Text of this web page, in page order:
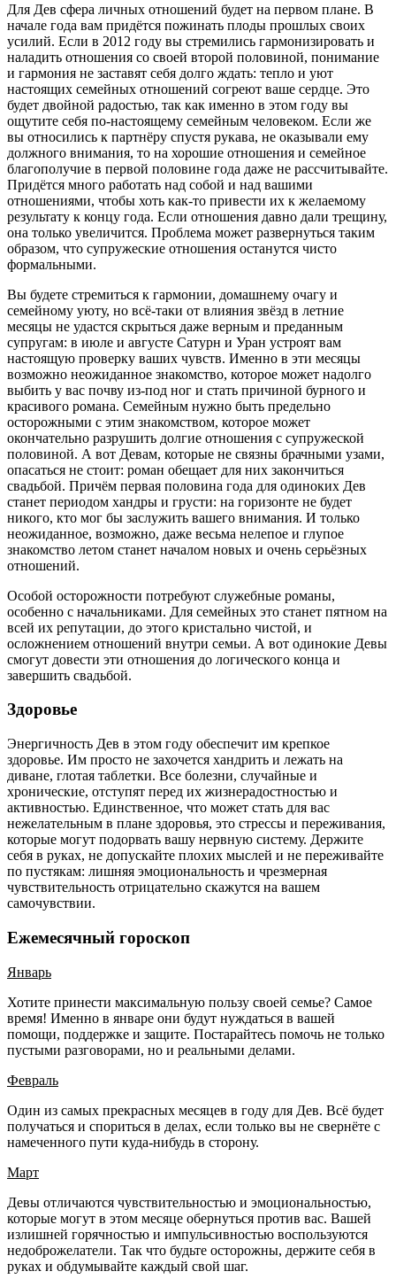
Для Дев сфера личных отношений будет на первом плане. В
начале года вам придётся пожинать плоды прошлых своих
усилий. Если в 2012 году вы стремились гармонизировать и
наладить отношения со своей второй половиной, понимание
и гармония не заставят себя долго ждать: тепло и уют
настоящих семейных отношений согреют ваше сердце. Это
будет двойной радостью, так как именно в этом году вы
ощутите себя по-настоящему семейным человеком. Если же
вы относились к партнёру спустя рукава, не оказывали ему
должного внимания, то на хорошие отношения и семейное
благополучие в первой половине года даже не рассчитывайте.
Придётся много работать над собой и над вашими
отношениями, чтобы хоть как-то привести их к желаемому
результату к концу года. Если отношения давно дали трещину,
она только увеличится. Проблема может развернуться таким
образом, что супружеские отношения останутся чисто
формальными.
Вы будете стремиться к гармонии, домашнему очагу и
семейному уюту, но всё-таки от влияния звёзд в летние
месяцы не удастся скрыться даже верным и преданным
супругам: в июле и августе Сатурн и Уран устроят вам
настоящую проверку ваших чувств. Именно в эти месяцы
возможно неожиданное знакомство, которое может надолго
выбить у вас почву из-под ног и стать причиной бурного и
красивого романа. Семейным нужно быть предельно
осторожными с этим знакомством, которое может
окончательно разрушить долгие отношения с супружеской
половиной. А вот Девам, которые не связны брачными узами,
опасаться не стоит: роман обещает для них закончиться
свадьбой. Причём первая половина года для одиноких Дев
станет периодом хандры и грусти: на горизонте не будет
никого, кто мог бы заслужить вашего внимания. И только
неожиданное, возможно, даже весьма нелепое и глупое
знакомство летом станет началом новых и очень серьёзных
отношений.
Особой осторожности потребуют служебные романы,
особенно с начальниками. Для семейных это станет пятном на
всей их репутации, до этого кристально чистой, и
осложнением отношений внутри семьи. А вот одинокие Девы
смогут довести эти отношения до логического конца и
завершить свадьбой.
Здоровье
Энергичность Дев в этом году обеспечит им крепкое
здоровье. Им просто не захочется хандрить и лежать на
диване, глотая таблетки. Все болезни, случайные и
хронические, отступят перед их жизнерадостностью и
активностью. Единственное, что может стать для вас
нежелательным в плане здоровья, это стрессы и переживания,
которые могут подорвать вашу нервную систему. Держите
себя в руках, не допускайте плохих мыслей и не переживайте
по пустякам: лишняя эмоциональность и чрезмерная
чувствительность отрицательно скажутся на вашем
самочувствии.
Ежемесячный гороскоп
Январь
Хотите принести максимальную пользу своей семье? Самое
время! Именно в январе они будут нуждаться в вашей
помощи, поддержке и защите. Постарайтесь помочь не только
пустыми разговорами, но и реальными делами.
Февраль
Один из самых прекрасных месяцев в году для Дев. Всё будет
получаться и спориться в делах, если только вы не свернёте с
намеченного пути куда-нибудь в сторону.
Март
Девы отличаются чувствительностью и эмоциональностью,
которые могут в этом месяце обернуться против вас. Вашей
излишней горячностью и импульсивностью воспользуются
недоброжелатели. Так что будьте осторожны, держите себя в
руках и обдумывайте каждый свой шаг.